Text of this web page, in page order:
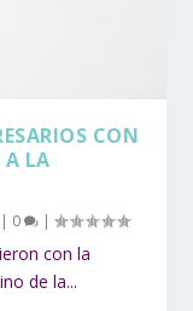
CON
A LA
| 0 |
con la
de la...